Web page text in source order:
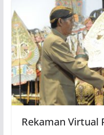
Rekaman Virtual